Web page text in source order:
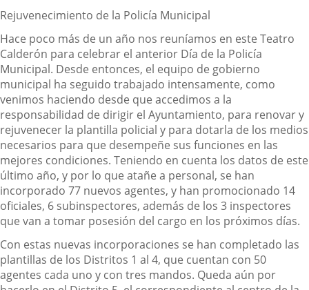
Rejuvenecimiento de la Policía Municipal
Hace poco más de un año nos reuníamos en este Teatro
Calderón para celebrar el anterior Día de la Policía
Municipal. Desde entonces, el equipo de gobierno
municipal ha seguido trabajado intensamente, como
venimos haciendo desde que accedimos a la
responsabilidad de dirigir el Ayuntamiento, para renovar y
rejuvenecer la plantilla policial y para dotarla de los medios
necesarios para que desempeñe sus funciones en las
mejores condiciones. Teniendo en cuenta los datos de este
último año, y por lo que atañe a personal, se han
incorporado 77 nuevos agentes, y han promocionado 14
oficiales, 6 subinspectores, además de los 3 inspectores
que van a tomar posesión del cargo en los próximos días.
Con estas nuevas incorporaciones se han completado las
plantillas de los Distritos 1 al 4, que cuentan con 50
agentes cada uno y con tres mandos. Queda aún por